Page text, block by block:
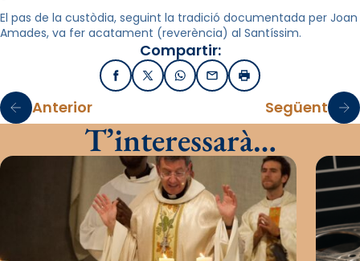
El pas de la custòdia, seguint la tradició documentada per Joan
Amades, va fer acatament (reverència) al Santíssim.
Compartir:
FacebookX / TwitterWhatsApp
EmailImprimir
Anterior Següent
T’interessarà…